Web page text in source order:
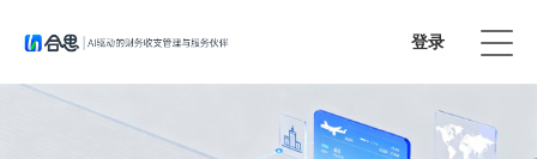
登录